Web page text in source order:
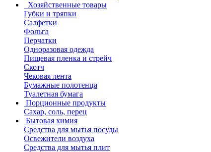
Хозяйственные товары
Губки и тряпки
Салфетки
Фольга
Перчатки
Одноразовая одежда
Пищевая пленка и стрейч
Скотч
Чековая лента
Бумажные полотенца
Туалетная бумага
Порционные продукты
Сахар, соль, перец
Бытовая химия
Средства для мытья посуды
Освежители воздуха
Средства для мытья плит